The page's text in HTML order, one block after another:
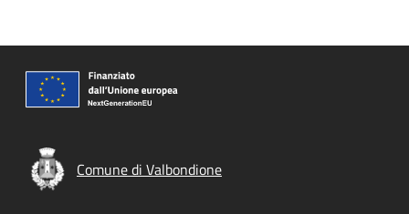
Comune di Valbondione